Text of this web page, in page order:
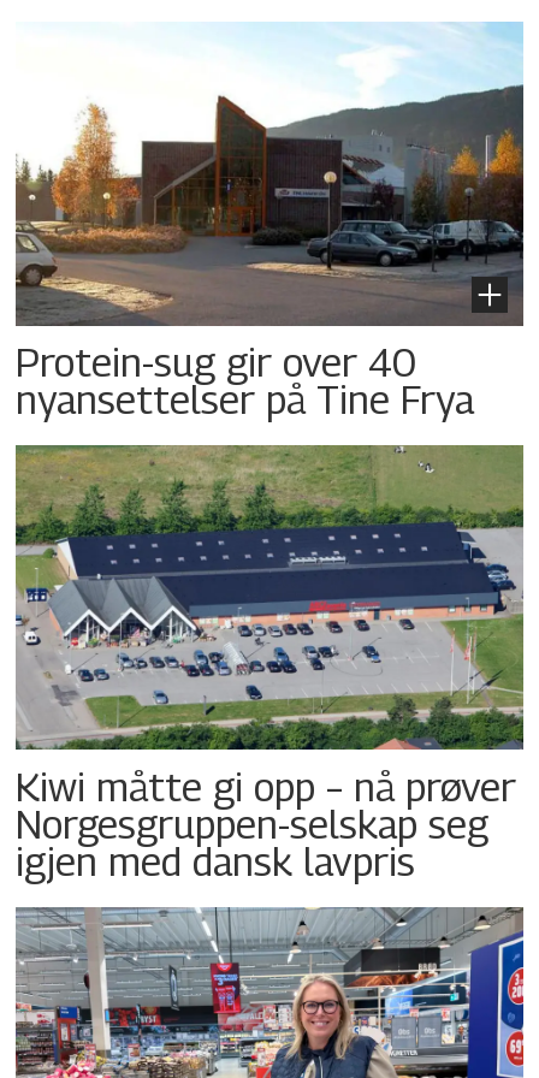
Protein-sug gir over 40
nyansettelser på Tine Frya
Kiwi måtte gi opp – nå prøver
Norgesgruppen-selskap seg
igjen med dansk lavpris